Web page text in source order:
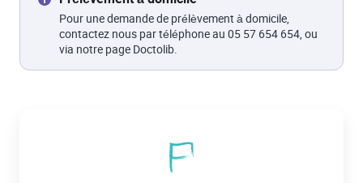
Pour une demande de prélèvement à domicile,
contactez nous par téléphone au 05 57 654 654, ou
via notre page Doctolib.